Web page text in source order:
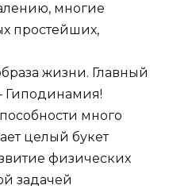
многие
простейших,
жизни. Главный
Гиподинамия!
много
целый букет
физических
задачей